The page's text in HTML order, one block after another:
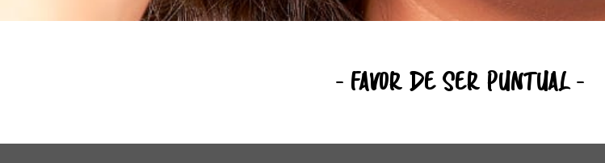
- FAVOR DE SER PUNTUAL -